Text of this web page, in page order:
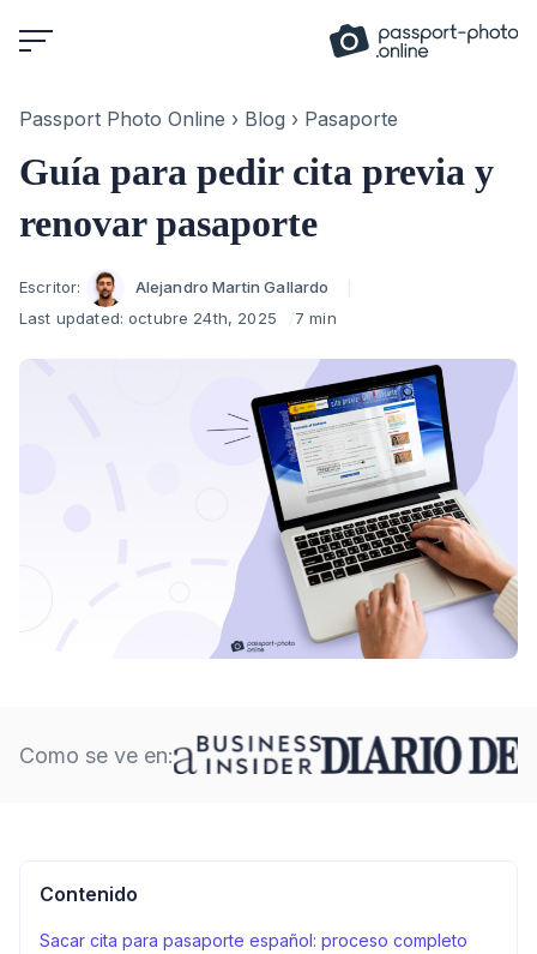
to
Passport Photo Online › Blog › Pasaporte
Guía para pedir cita previa y
renovar pasaporte
Author
Escritor:
Alejandro Martin Gallardo
Last updated:octubre 24th, 2025 7 min
Como se ve en:
Contenido
Sacar cita para pasaporte español: proceso completo